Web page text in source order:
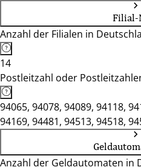
Filial-
Anzahl der Filialen in
14
Postleitzahl oder
94065, 94078, 94089, 94118,
94169, 94481, 94513, 94518,
Anzahl der Geldautomaten in